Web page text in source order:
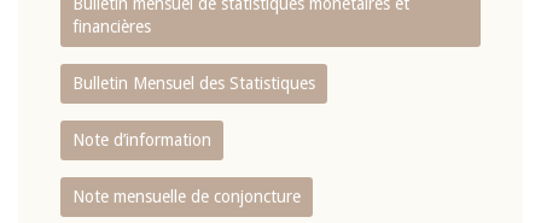
financières
Bulletin Mensuel des Statistiques
Note d’information
Note mensuelle de conjoncture